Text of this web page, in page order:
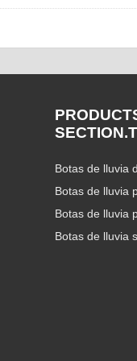
Botas de lluvia
Botas de lluvia
Botas de lluvia
Botas de lluvia